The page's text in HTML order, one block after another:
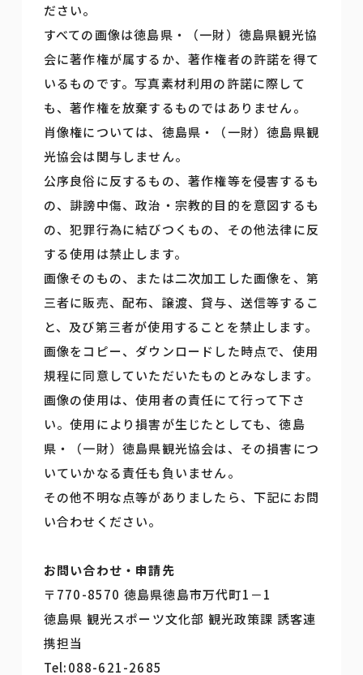
ださい。
すべての画像は徳島県・（一財）徳島県観光協
会に著作権が属するか、著作権者の許諾を得て
いるものです。写真素材利用の許諾に際して
も、著作権を放棄するものではありません。
肖像権については、徳島県・（一財）徳島県観
光協会は関与しません。
公序良俗に反するもの、著作権等を侵害するも
の、誹謗中傷、政治・宗教的目的を意図するも
の、犯罪行為に結びつくもの、その他法律に反
する使用は禁止します。
画像そのもの、または二次加工した画像を、第
三者に販売、配布、譲渡、貸与、送信等するこ
と、及び第三者が使用することを禁止します。
画像をコピー、ダウンロードした時点で、使用
規程に同意していただいたものとみなします。
画像の使用は、使用者の責任にて行って下さ
い。使用により損害が生じたとしても、徳島
県・（一財）徳島県観光協会は、その損害につ
いていかなる責任も負いません。
その他不明な点等がありましたら、下記にお問
い合わせください。
お問い合わせ・申請先
〒770-8570 徳島県徳島市万代町1－1
徳島県 観光スポーツ文化部 観光政策課 誘客連
携担当
Tel:088-621-2685